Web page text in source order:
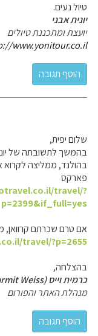
טיול נעים.
יונית אבני
יועצת ומתכננת טיולים
www.yonitour.co.il
שלום יפית,
בהמשך לתשובתה של
בהולנד, ממליצה
פארקס
travel/?
p=2399&if_full=yes
אם טרם שכרתם קרוואן,
travel/?p=2655
בהצלחה,
כרמית וייס (Carmit Weiss)
מנהלת האתר והפורום